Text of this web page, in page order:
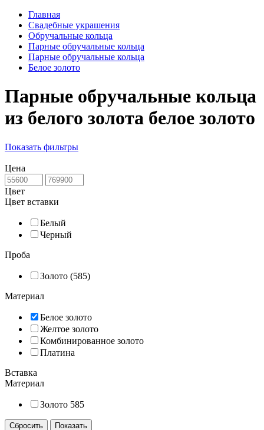
Главная
Свадебные украшения
Обручальные кольца
Парные обручальные кольца
Парные обручальные кольца
Белое золото
Парные обручальные кольца
из белого золота белое золото
Показать фильтры
Цена
Цвет
Цвет вставки
Белый
Черный
Проба
Золото (585)
Материал
Белое золото
Желтое золото
Комбинированное золото
Платина
Вставка
Материал
Золото 585